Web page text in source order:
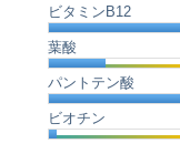
ビタミンB12
葉酸
パントテン酸
ビオチン